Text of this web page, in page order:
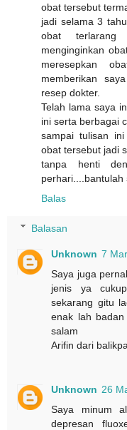
obat tersebut
jadi selama 3
obat terlarang
menginginkan
meresepkan
memberikan
resep dokter.
Telah lama saya
ini serta berbagai
sampai tulisan
obat tersebut jadi
tanpa henti
perhari....bantulah
Balas
Balasan
Unknown 7
Saya juga
jenis ya
sekarang gitu
enak lah
salam
Arifin dari
Unknown 26
Saya minum
depresan